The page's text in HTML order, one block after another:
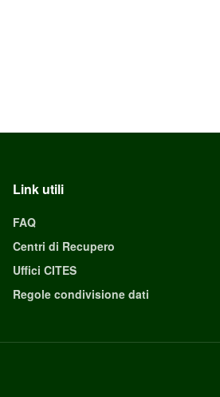
Link utili
FAQ
Centri di Recupero
Uffici CITES
Regole condivisione dati